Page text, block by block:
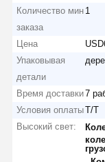
Количество мин
заказа
1
Цена
Упаковывая
детали
Время доставки7
Условия оплатыТ/Т
Высокий свет: